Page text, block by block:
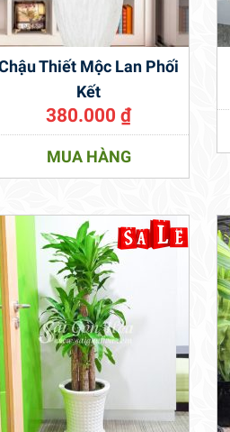
Thiết Mộc Lan Phối
Kết
380.000₫
MUA HÀNG